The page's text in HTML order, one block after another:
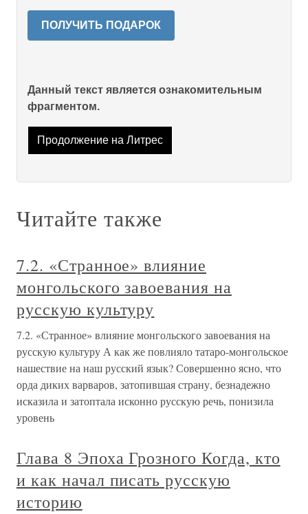
ПОЛУЧИТЬ ПОДАРОК
Данный текст является ознакомительным
фрагментом.
Продолжение на Литрес
Читайте также
7.2. «Странное» влияние
монгольского завоевания на
русскую культуру
7.2. «Странное» влияние монгольского завоевания на
русскую культуру А как же повлияло татаро-монгольское
нашествие на наш русский язык? Совершенно ясно, что
орда диких варваров, затопившая страну, безнадежно
исказила и затоптала исконно русскую речь, понизила
уровень
Глава 8 Эпоха Грозного Когда, кто
и как начал писать русскую
историю